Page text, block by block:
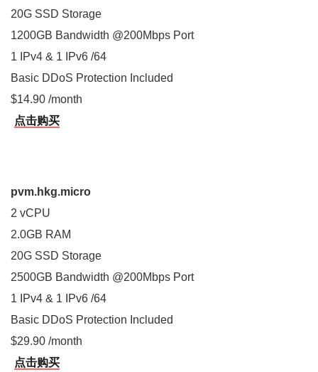
20G SSD Storage
1200GB Bandwidth @200Mbps Port
1 IPv4 & 1 IPv6 /64
Basic DDoS Protection Included
$14.90 /month
点击购买
pvm.hkg.micro
2 vCPU
2.0GB RAM
20G SSD Storage
2500GB Bandwidth @200Mbps Port
1 IPv4 & 1 IPv6 /64
Basic DDoS Protection Included
$29.90 /month
点击购买